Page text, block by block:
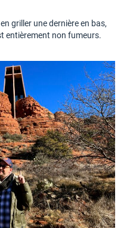
griller une dernière en bas,
entièrement non fumeurs.